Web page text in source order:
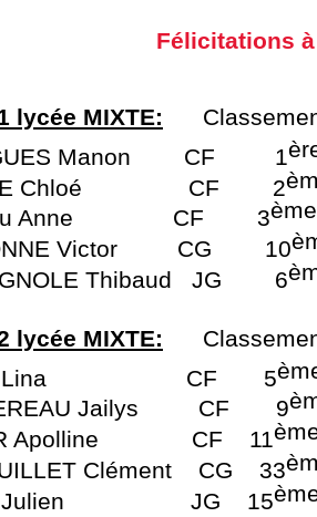
lycée MIXTE:
Manon CF 1
Chloé CF 2
Lou Anne CF 3ème
Victor CG 10
Thibaud JG 6
lycée MIXTE:
Lina CF 5
Jailys CF 9
Apolline CF 11
Clément CG 33
Julien JG 15
Félicitations